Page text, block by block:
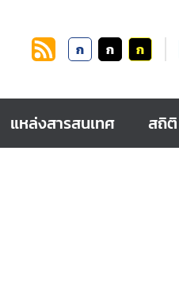
ก ก ก
แหล่งสารสนเทศ สถิติ